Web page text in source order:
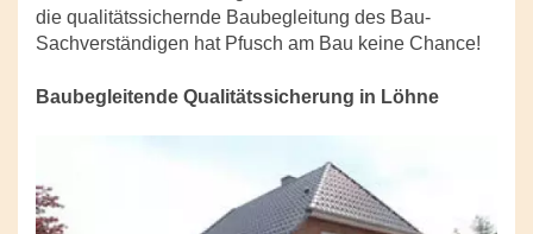
die qualitätssichernde Baubegleitung des Bau-
Sachverständigen hat Pfusch am Bau keine Chance!
Baubegleitende Qualitätssicherung in Löhne